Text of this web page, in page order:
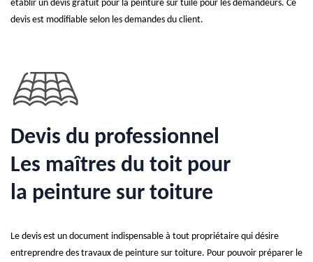
établir un devis gratuit pour la peinture sur tuile pour les demandeurs. Ce
devis est modifiable selon les demandes du client.
Devis du professionnel
Les maîtres du toit pour
la peinture sur toiture
Le devis est un document indispensable à tout propriétaire qui désire
entreprendre des travaux de peinture sur toiture. Pour pouvoir préparer le